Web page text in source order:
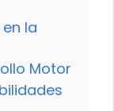
la
Motor